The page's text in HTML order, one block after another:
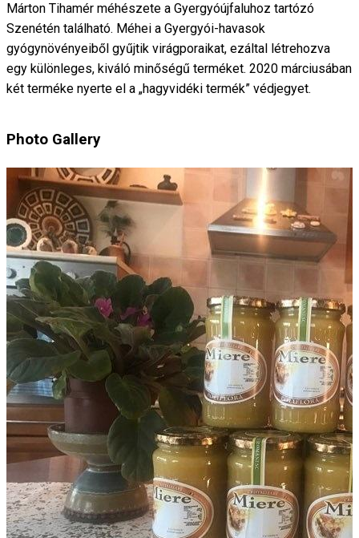
Márton Tihamér méhészete a Gyergyóújfaluhoz tartózó
Szenétén található. Méhei a Gyergyói-havasok
gyógynövényeiből gyűjtik virágporaikat, ezáltal létrehozva
egy különleges, kiváló minőségű terméket. 2020 márciusában
két terméke nyerte el a „hagyvidéki termék” védjegyet.
Photo Gallery